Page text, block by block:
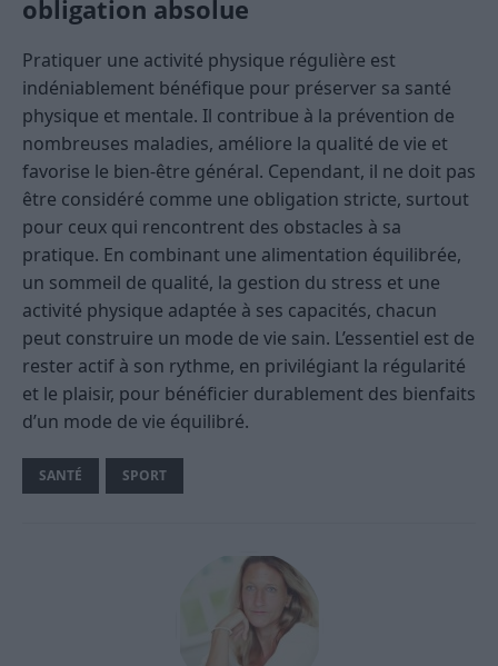
obligation absolue
Pratiquer une activité physique régulière est
indéniablement bénéfique pour préserver sa santé
physique et mentale. Il contribue à la prévention de
nombreuses maladies, améliore la qualité de vie et
favorise le bien-être général. Cependant, il ne doit pas
être considéré comme une obligation stricte, surtout
pour ceux qui rencontrent des obstacles à sa
pratique. En combinant une alimentation équilibrée,
un sommeil de qualité, la gestion du stress et une
activité physique adaptée à ses capacités, chacun
peut construire un mode de vie sain. L’essentiel est de
rester actif à son rythme, en privilégiant la régularité
et le plaisir, pour bénéficier durablement des bienfaits
d’un mode de vie équilibré.
SANTÉ SPORT